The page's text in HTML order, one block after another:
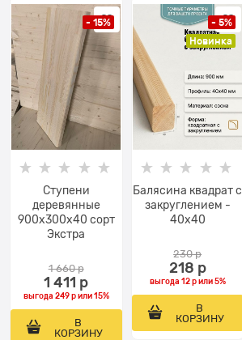
- 15%
Ступени
деревянные
900x300x40 сорт
Экстра
1 660 р
1 411 р
выгода 249 рили15%
В
КОРЗИНУ
- 5%
Новинка
Балясина квадрат с
закруглением -
40x40
230 р
218 р
выгода 12 рили5%
В
КОРЗИНУ